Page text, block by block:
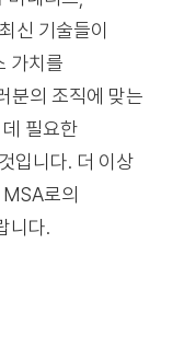
신 기술들이
가치를
분의 조직에 맞는
필요한
입니다. 더 이상
로의
니다.